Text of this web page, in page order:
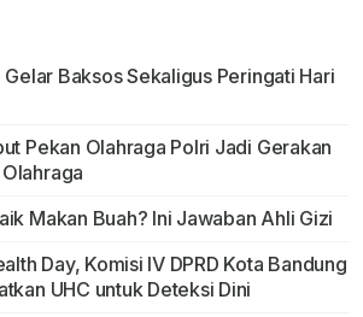
Baksos Sekaligus Peringati Hari
Pekan Olahraga Polri Jadi Gerakan
Makan Buah? Ini Jawaban Ahli Gizi
Day, Komisi IV DPRD Kota Bandung
UHC untuk Deteksi Dini